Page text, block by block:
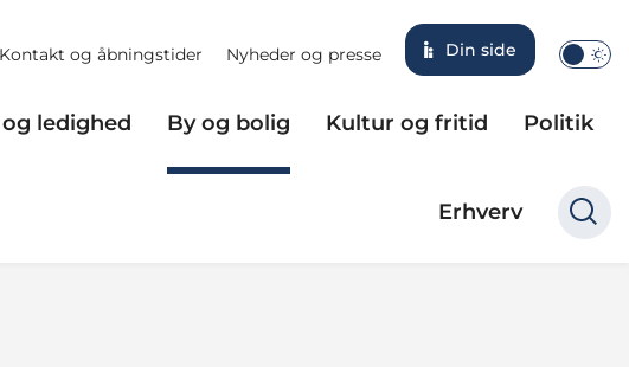
Kontakt og åbningstider Nyheder og presse Din side
ledighed By og bolig Kultur og fritid Politik
Erhverv